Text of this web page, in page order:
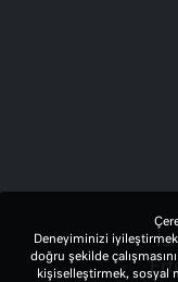
Deneyiminizi
doğru şekilde
kişiselleştirmek, sosyal